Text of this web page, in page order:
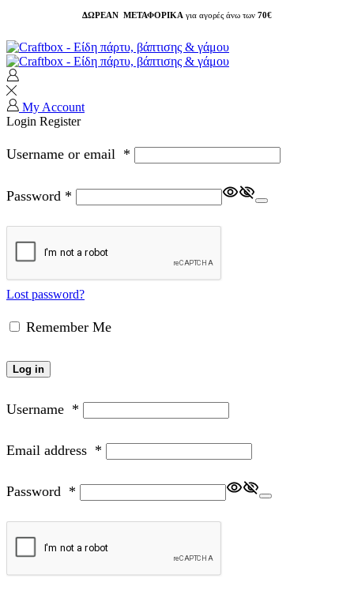
ΔΩΡΕΑΝ ΜΕΤΑΦΟΡΙΚΑ για αγορές άνω των 70€
My Account
Login Register
Username or email *
Password *
Lost password?
Remember Me
Log in
Username *
Email address *
Password *